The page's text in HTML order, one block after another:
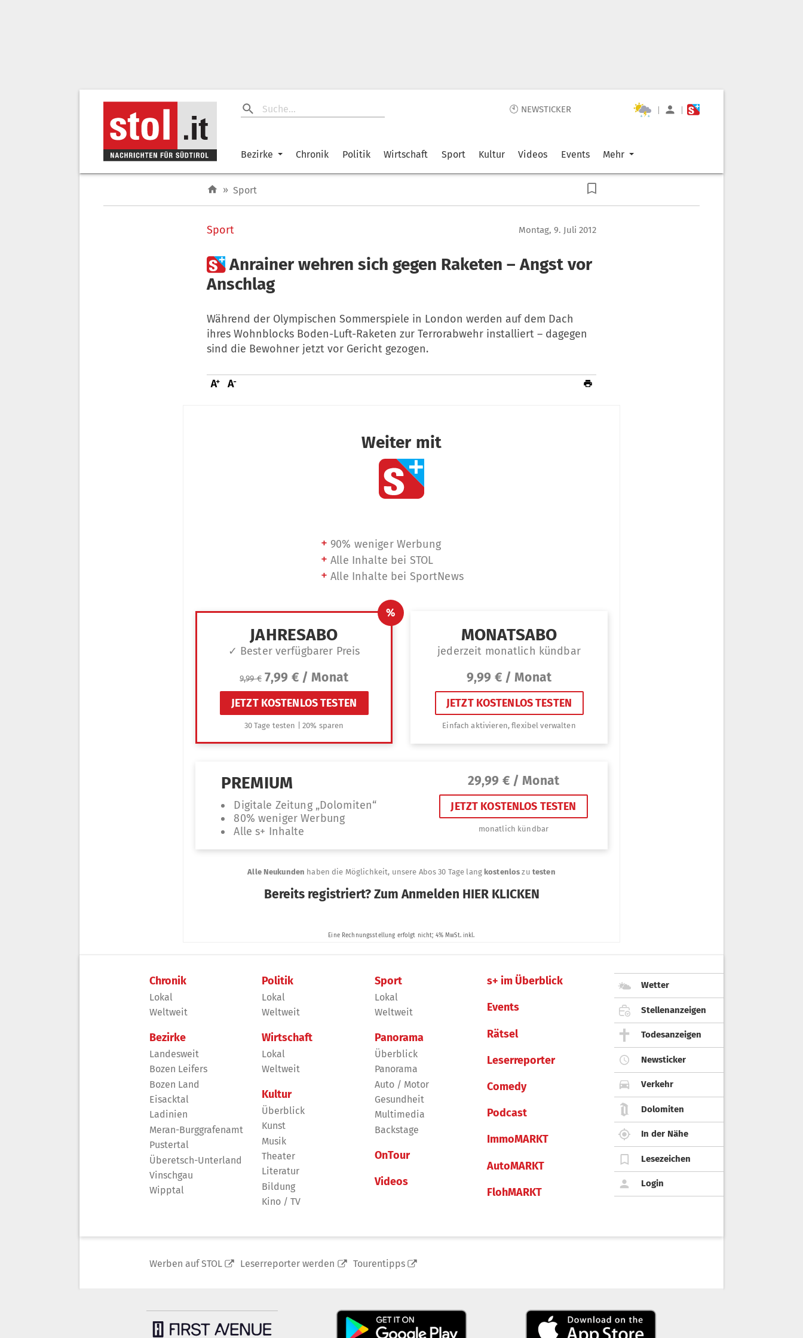
🕙 NEWSTICKER | |
Bezirke Chronik Politik Wirtschaft Sport Kultur Videos Events Mehr
» Sport
Sport Montag, 9. Juli 2012
Anrainer wehren sich gegen Raketen – Angst vor
Anschlag
Während der Olympischen Sommerspiele in London werden auf dem Dach
ihres Wohnblocks Boden-Luft-Raketen zur Terrorabwehr installiert – dagegen
sind die Bewohner jetzt vor Gericht gezogen.
Chronik
Lokal
Weltweit
Bezirke
Landesweit
Bozen Leifers
Bozen Land
Eisacktal
Ladinien
Meran-Burggrafenamt
Pustertal
Überetsch-Unterland
Vinschgau
Wipptal
Politik
Lokal
Weltweit
Wirtschaft
Lokal
Weltweit
Kultur
Überblick
Kunst
Musik
Theater
Literatur
Bildung
Kino / TV
Sport
Lokal
Weltweit
Panorama
Überblick
Panorama
Auto / Motor
Gesundheit
Multimedia
Backstage
OnTour
Videos
s+ im Überblick
Events
Rätsel
Leserreporter
Comedy
Podcast
ImmoMARKT
AutoMARKT
FlohMARKT
Wetter
Stellenanzeigen
Todesanzeigen
Newsticker
Verkehr
Dolomiten
In der Nähe
Lesezeichen
Login
Werben auf STOL Leserreporter werden Tourentipps